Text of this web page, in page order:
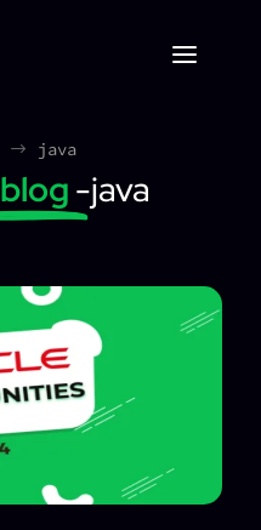
$ java
blog-java